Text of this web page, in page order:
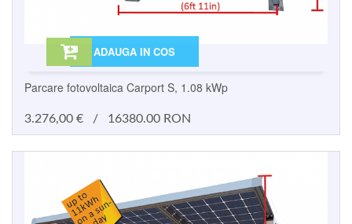
ADAUGA IN COS
Parcare fotovoltaica Carport S, 1.08 kWp
3.276,00 € / 16380.00 RON